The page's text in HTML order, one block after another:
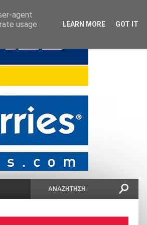
agent
usage
LEARN MORE GOT IT